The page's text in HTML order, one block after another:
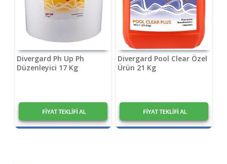
Divergard Ph Up Ph
Düzenleyici 17 Kg
₺
Divergard Pool Clear Özel
Ürün 21 Kg
₺